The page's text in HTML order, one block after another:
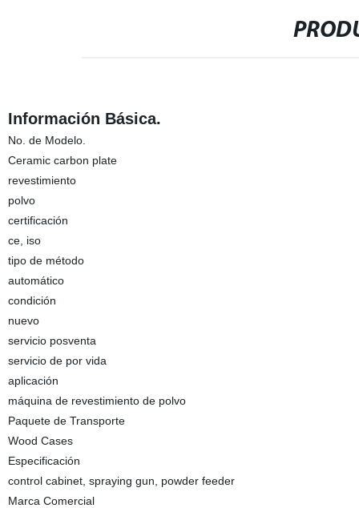
Información Básica.
No. de Modelo.
Ceramic carbon plate
revestimiento
polvo
certificación
ce, iso
tipo de método
automático
condición
nuevo
servicio posventa
servicio de por vida
aplicación
máquina de revestimiento de polvo
Paquete de Transporte
Wood Cases
Especificación
control cabinet, spraying gun, powder feeder
Marca Comercial